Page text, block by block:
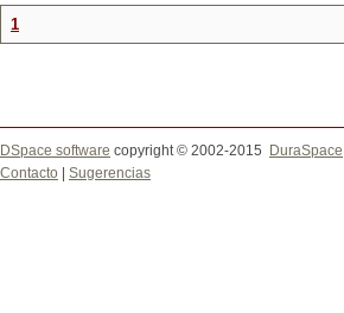
1
DSpace software copyright © 2002-2015
DuraSpace
Contacto
Sugerencias